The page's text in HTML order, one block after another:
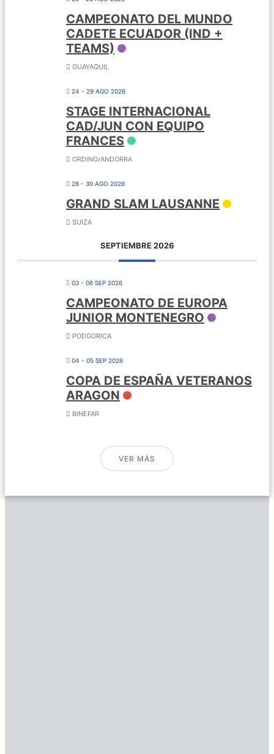
CAMPEONATO DEL MUNDO
CADETE ECUADOR (IND +
TEAMS)
GUAYAQUIL
24 - 29 AGO 2026
STAGE INTERNACIONAL
CAD/JUN CON EQUIPO
FRANCES
ORDINO/ANDORRA
28 - 30 AGO 2026
GRAND SLAM LAUSANNE
SUIZA
SEPTIEMBRE 2026
03 - 06 SEP 2026
CAMPEONATO DE EUROPA
JUNIOR MONTENEGRO
PODGORICA
04 - 05 SEP 2026
COPA DE ESPAÑA VETERANOS
ARAGON
BINEFAR
VER MÁS